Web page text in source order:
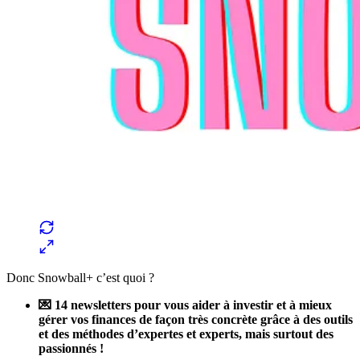
Donc Snowball+ c’est quoi ?
💌 14 newsletters pour vous aider à investir et à mieux
gérer vos finances de façon très concrète grâce à des outils
et des méthodes d’expertes et experts, mais surtout des
passionnés !